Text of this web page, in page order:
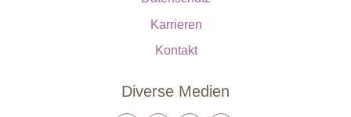
Karrieren
Kontakt
Diverse Medien